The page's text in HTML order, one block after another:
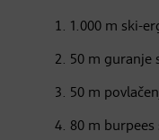
1.000 m ski-
50 m guranje
50 m
80 m